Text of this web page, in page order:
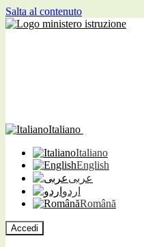
Salta al contenuto
Italiano
Italiano
English
عربى
اردو
Română
Accedi